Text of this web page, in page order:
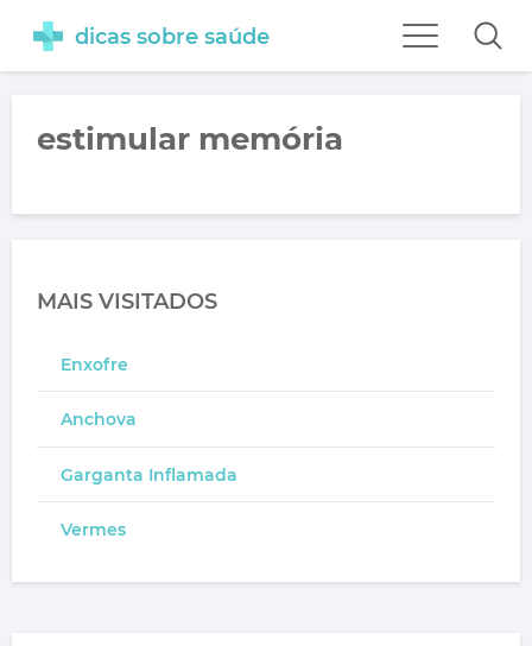
dicas sobre saúde
estimular memória
MAIS VISITADOS
Enxofre
Anchova
Garganta Inflamada
Vermes